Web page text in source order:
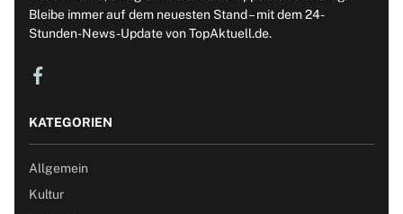
Bleibe immer auf dem neuesten Stand – mit dem 24-
Stunden-News-Update von TopAktuell.de.
KATEGORIEN
Allgemein
Kultur